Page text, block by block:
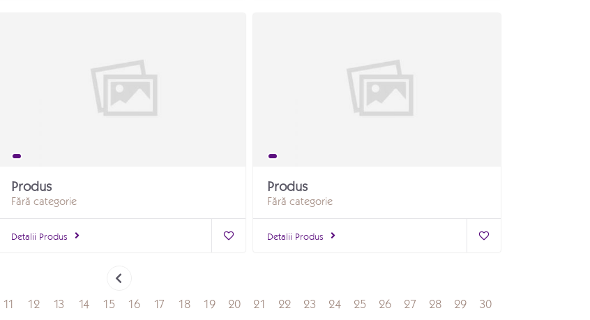
Produs
Fără categorie
Detalii Produs
Produs
Fără categorie
Detalii Produs
11 12 13 14 15 16 17 18 19 20 21 22 23 24 25 26 27 28 29
30